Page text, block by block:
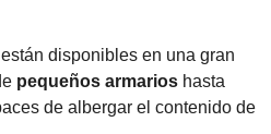
están disponibles en una gran
pequeños armarios hasta
de albergar el contenido de